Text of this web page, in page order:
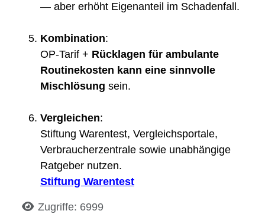
— aber erhöht Eigenanteil im Schadenfall.
Kombination:
OP-Tarif + Rücklagen für ambulante
Routinekosten kann eine sinnvolle
Mischlösung sein.
Vergleichen:
Stiftung Warentest, Vergleichsportale,
Verbraucherzentrale sowie unabhängige
Ratgeber nutzen.
Stiftung Warentest
DetailsZugriffe: 6999